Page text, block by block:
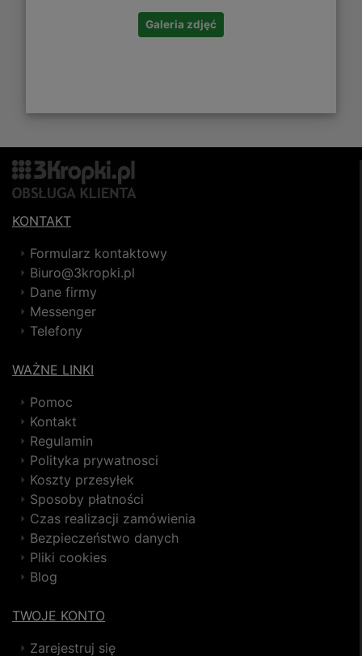
Galeria zdjęć
KONTAKT
Formularz kontaktowy
Biuro@3kropki.pl
Dane firmy
Messenger
Telefony
WAŻNE LINKI
Pomoc
Kontakt
Regulamin
Polityka prywatnosci
Koszty przesyłek
Sposoby płatności
Czas realizacji zamówienia
Bezpieczeństwo danych
Pliki cookies
Blog
TWOJE KONTO
Zarejestruj się